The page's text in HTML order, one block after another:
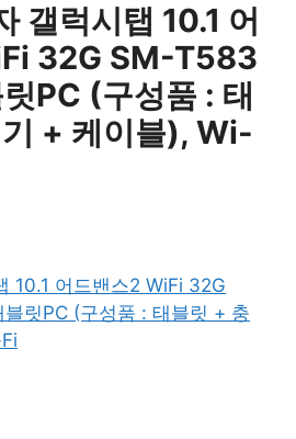
갤럭시탭 10.1 어
32G SM-T583
PC (구성품 : 태
+ 케이블), Wi-